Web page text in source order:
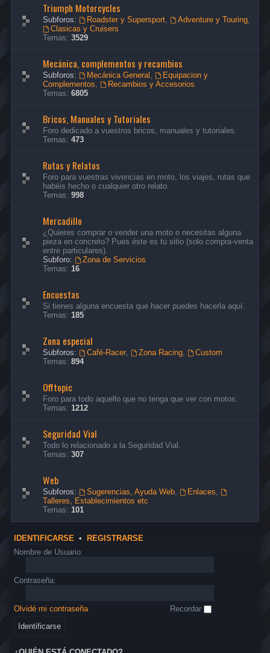
Triumph Motorcycles
Subforos: Roadster y Supersport, Adventure y Touring,
Clasicas y Cruisers
Temas: 3529
Mecánica, complementos y recambios
Subforos: Mecánica General ,
Equipacion y
Complementos,
Recambios y Accesorios
Temas: 6805
Bricos, Manuales y Tutoriales
Foro dedicado a vuestros bricos, manuales y tutoriales.
Temas: 473
Rutas y Relatos
Foro para vuestras vivencias en moto, los viajes, rutas que
habéis hecho o cualquier otro relato.
Temas: 998
Mercadillo
¿Quieres comprar o vender una moto o necesitas alguna
pieza en concreto? Pues éste es tu sitio (solo compra-venta
entre particulares).
Subforo:
Zona de Servicios
Temas: 16
Encuestas
Si tienes alguna encuesta que hacer puedes hacerla aquí.
Temas: 185
Zona especial
Subforos: Café-Racer, Zona Racing,
Custom
Temas: 894
Offtopic
Foro para todo aquello que no tenga que ver con motos.
Temas: 1212
Seguridad Vial
Todo lo relacionado a la Seguridad Vial.
Temas: 307
Web
Subforos: Sugerencias, Ayuda Web, Enlaces,
Talleres, Establecimientos etc
Temas: 101
IDENTIFICARSE • REGISTRARSE
Nombre de Usuario:
Contraseña:
Olvidé mi contraseña Recordar